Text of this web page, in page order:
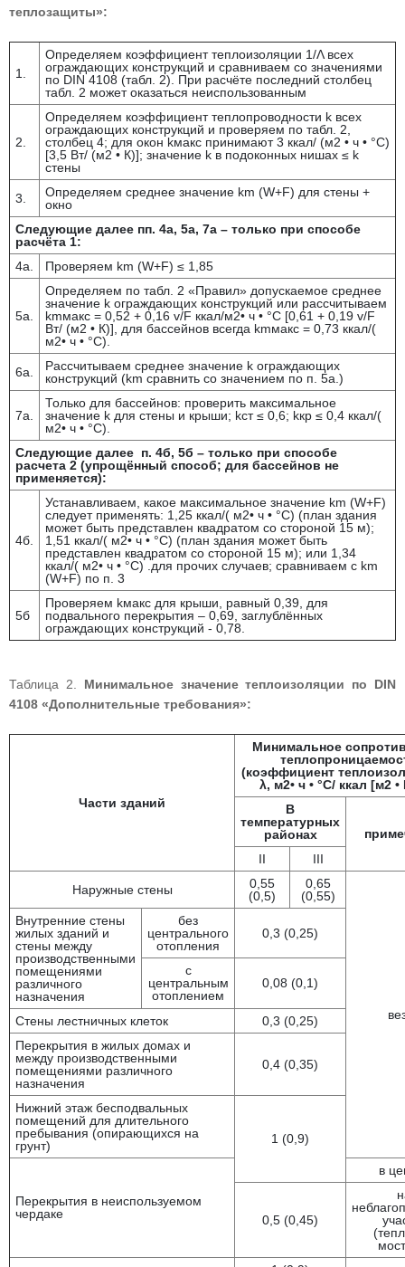
теплозащиты»:
1.
Определяем коэффициент теплоизоляции 1/Λ всех
ограждающих конструкций и сравниваем со значениями
по DIN 4108 (табл. 2). При расчёте последний столбец
табл. 2 может оказаться неиспользованным
2.
Определяем коэффициент теплопроводности k всех
ограждающих конструкций и проверяем по табл. 2,
столбец 4; для окон kмакс принимают 3 ккал/ (м2 • ч • °С)
[3,5 Вт/ (м2 • К)]; значение k в подоконных нишах ≤ k
стены
3.
Определяем среднее значение km (W+F) для стены +
окно
Следующие далее пп. 4а, 5а, 7а – только при способе
расчёта 1:
4а.
Проверяем km (W+F) ≤ 1,85
5а.
Определяем по табл. 2 «Правил» допускаемое среднее
значение k ограждающих конструкций или рассчитываем
kmмакс = 0,52 + 0,16 v/F ккал/м2• ч • °С [0,61 + 0,19 v/F
Вт/ (м2 • К)], для бассейнов всегда kmмакс = 0,73 ккал/(
м2• ч • °С).
6а.
Рассчитываем среднее значение k ограждающих
конструкций (km сравнить со значением по п. 5а.)
7а.
Только для бассейнов: проверить максимальное
значение k для стены и крыши; kст ≤ 0,6; kкр ≤ 0,4 ккал/(
м2• ч • °С).
Следующие далее п. 4б, 5б – только при способе
расчета 2 (упрощённый способ; для бассейнов не
применяется):
4б.
Устанавливаем, какое максимальное значение km (W+F)
следует применять: 1,25 ккал/( м2• ч • °С) (план здания
может быть представлен квадратом со стороной 15 м);
1,51 ккал/( м2• ч • °С) (план здания может быть
представлен квадратом со стороной 15 м); или 1,34
ккал/( м2• ч • °С) .для прочих случаев; сравниваем с km
(W+F) по п. 3
5б
Проверяем kмакс для крыши, равный 0,39, для
подвального перекрытия – 0,69, заглублённых
ограждающих конструкций - 0,78.
Таблица 2. Минимальное значение теплоизоляции по DIN
4108 «Дополнительные требования»:
Части зданий
Минимальное
(коэффициент
λ, м2• ч • °С/ ккал [м2
В
температурных
районах
II
III
Наружные стены
0,55
(0,5)
0,65
(0,55)
Внутренние стены
жилых зданий и
стены между
производственными
помещениями
различного
назначения
без
центрального
отопления
0,3 (0,25)
с
центральным
отоплением
0,08 (0,1)
Стены лестничных клеток
0,3 (0,25)
Перекрытия в жилых домах и
между производственными
помещениями различного
назначения
0,4 (0,35)
Нижний этаж бесподвальных
помещений для длительного
пребывания (опирающихся на
грунт)
1 (0,9)
Перекрытия в неиспользуемом
чердаке
в
0,5 (0,45)